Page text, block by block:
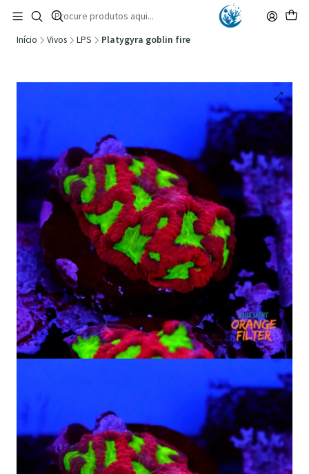
🚚 Portugal Continental: Portes Grátis desde 149,90€ (Envio extresso: 14,90€)
Ler mais
Início Vivos LPS Platygyra goblin fire